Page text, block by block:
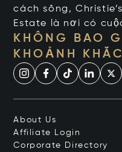
cách sống,
Estate là nơi có
KHÔNG BAO
KHOẢNH
About Us
Affiliate Login
Corporate Directory